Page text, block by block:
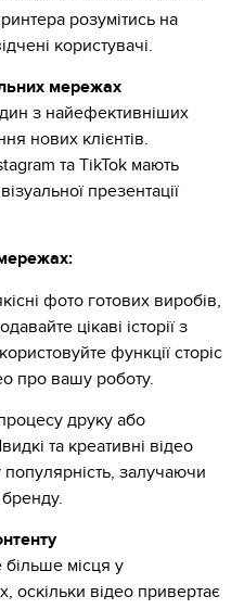
розумітись на
користувачі.
мережах
з найефективніших
нових клієнтів.
та TikTok мають
презентації
фото готових виробів,
цікаві історії з
функції сторіс
про вашу роботу.
друку або
та креативні відео
залучаючи
більше місця у
оскільки відео привертає